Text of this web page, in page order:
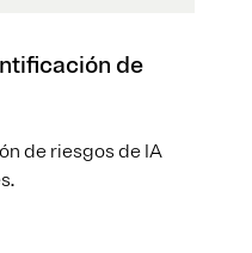
de
de riesgos de IA